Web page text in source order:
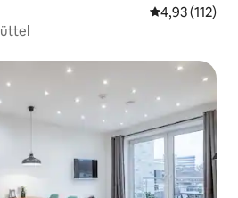
4,93 av 5 i
4,93 (112)